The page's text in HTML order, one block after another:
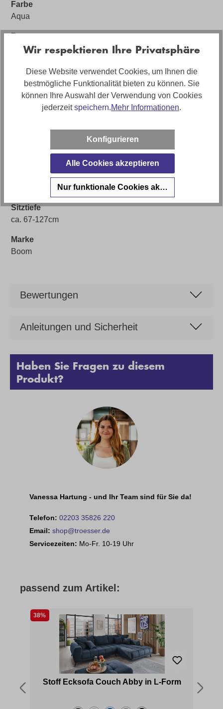
Farbe
Aqua
Bezug
Stoff
Artikelabmessungen
Breite: 288cm, Tiefe: 176cm, Höhe: ca. 80-106cm
Sitzhöhe
Artikel Bezeichnung
Ecksofa Brook mit motorischem XXL-
Sitztiefenverstellung in Stoff
Artikelfunktionen
Motorische XXL-Sitztiefenverstellung, Kopfteilverstellung
Sitztiefe
ca. 67-127cm
Marke
Boom
Bewertungen
Anleitungen und Sicherheit
Haben Sie Fragen zu diesem
Produkt?
Vanessa Hartung - und Ihr Team sind für Sie da!
Telefon: 02203 35826 220
Email: shop@troesser.de
Servicezeiten: Mo-Fr. 10-19 Uhr
passend zum Artikel:
38%
Stoff Ecksofa Couch Abby in L-Form
Wir respektieren Ihre Privatsphäre
Diese Website verwendet Cookies, um Ihnen die
bestmögliche Funktionalität bieten zu können. Sie
können Ihre Auswahl der Verwendung von Cookies
jederzeitspeichern.Mehr Informationen.
Konfigurieren
Alle Cookies akzeptieren
Nur funktionale Cookies akzeptieren